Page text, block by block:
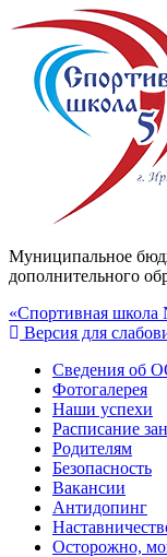
Муниципальное
дополнительного
«Спортивная школа
Версия для
Сведения об
Фотогалерея
Наши успехи
Расписание
Родителям
Безопасность
Вакансии
Антидопинг
Осторожно,